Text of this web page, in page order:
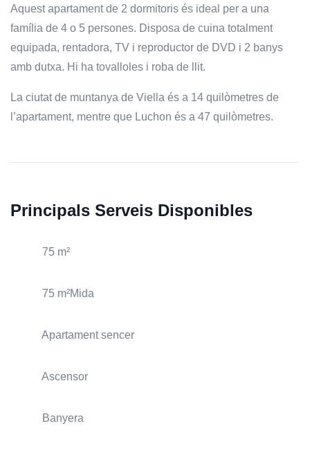
Aquest apartament de 2 dormitoris és ideal per a una
família de 4 o 5 persones. Disposa de cuina totalment
equipada, rentadora, TV i reproductor de DVD i 2 banys
amb dutxa. Hi ha tovalloles i roba de llit.
La ciutat de muntanya de Viella és a 14 quilòmetres de
l’apartament, mentre que Luchon és a 47 quilòmetres.
Principals Serveis Disponibles
75 m²
75 m²Mida
Apartament sencer
Ascensor
Banyera